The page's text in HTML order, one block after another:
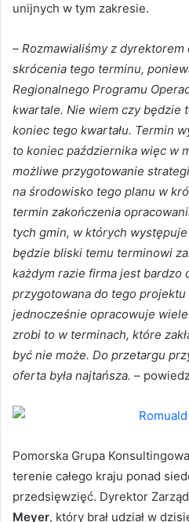
unijnych w tym zakresie.
– Rozmawialiśmy z
skrócenia tego terminu,
Regionalnego Programu
kwartale. Nie wiem czy będzie
koniec tego kwartału. Termin
to koniec października więc w
możliwe przygotowanie
na środowisko tego planu w
termin zakończenia
tych gmin, w których
będzie bliski temu terminowi
każdym razie firma jest bardzo
przygotowana do tego projektu
jednocześnie opracowuje
zrobi to w terminach, które
być nie może. Do przetargu
oferta była najtańsza. –
Pomorska Grupa
terenie całego kraju ponad
przedsięwzięć. Dyrektor
Meyer, który brał udział w